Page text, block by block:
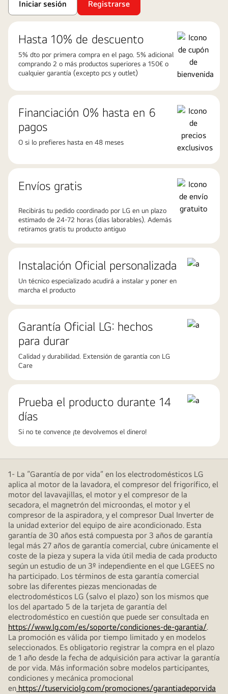
Iniciar sesión Registrarse
Hasta 10% de descuento
5% dto por primera compra en el pago. 5% adicional
comprando 2 o más productos superiores a 150€ o
cualquier garantía (excepto pcs y outlet)
Financiación 0% hasta en 6
pagos
O si lo prefieres hasta en 48 meses
Envíos gratis
Recibirás tu pedido coordinado por LG en un plazo
estimado de 24-72 horas (días laborables). Además
retiramos gratis tu producto antiguo
Instalación Oficial personalizada
Un técnico especializado acudirá a instalar y poner en
marcha el producto
Garantía Oficial LG: hechos
para durar
Calidad y durabilidad. Extensión de garantía con LG
Care
Prueba el producto durante 14
días
Si no te convence ¡te devolvemos el dinero!
1- La “Garantía de por vida” en los electrodomésticos LG
aplica al motor de la lavadora, el compresor del frigorífico, el
motor del lavavajillas, el motor y el compresor de la
secadora, el magnetrón del microondas, el motor y el
compresor de la aspiradora, y el compresor Dual Inverter de
la unidad exterior del equipo de aire acondicionado. Esta
garantía de 30 años está compuesta por 3 años de garantía
legal más 27 años de garantía comercial, cubre únicamente el
coste de la pieza y supera la vida útil media de cada producto
según un estudio de un 3º independiente en el que LGEES no
ha participado. Los términos de esta garantía comercial
sobre las diferentes piezas mencionadas de
electrodomésticos LG (salvo el plazo) son los mismos que
los del apartado 5 de la tarjeta de garantía del
electrodoméstico en cuestión que puede ser consultada en
https://www.lg.com/es/soporte/condiciones-de-garantia/.
La promoción es válida por tiempo limitado y en modelos
seleccionados. Es obligatorio registrar la compra en el plazo
de 1 año desde la fecha de adquisición para activar la garantía
de por vida. Más información sobre modelos participantes,
condiciones y mecánica promocional
en https://tuserviciolg.com/promociones/garantiadeporvida